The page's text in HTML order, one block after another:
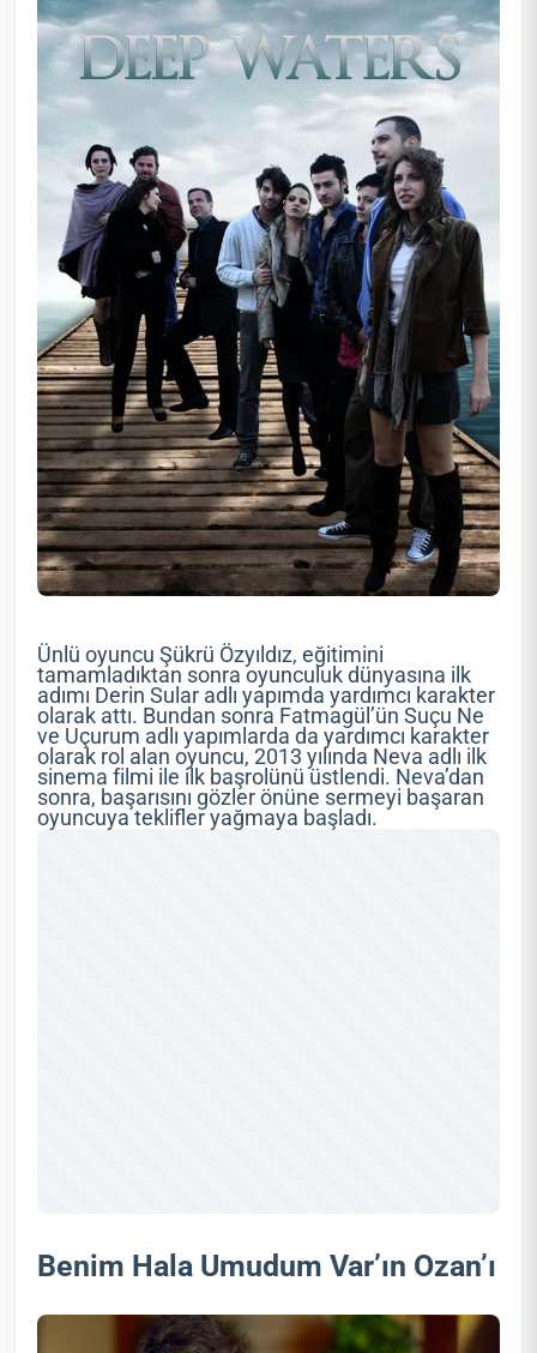
Ünlü oyuncu Şükrü Özyıldız, eğitimini
tamamladıktan sonra oyunculuk dünyasına ilk
adımı Derin Sular adlı yapımda yardımcı karakter
olarak attı. Bundan sonra Fatmagül’ün Suçu Ne
ve Uçurum adlı yapımlarda da yardımcı karakter
olarak rol alan oyuncu, 2013 yılında Neva adlı ilk
sinema filmi ile ilk başrolünü üstlendi. Neva’dan
sonra, başarısını gözler önüne sermeyi başaran
oyuncuya teklifler yağmaya başladı.
Benim Hala Umudum Var’ın Ozan’ı